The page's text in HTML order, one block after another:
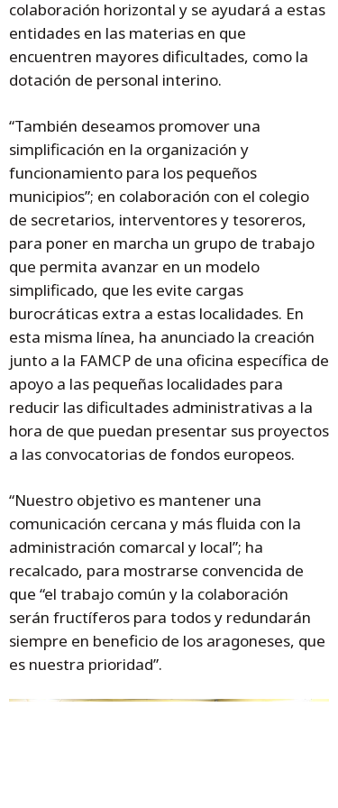
colaboración horizontal y se ayudará a estas
entidades en las materias en que
encuentren mayores dificultades, como la
dotación de personal interino.
“También deseamos promover una
simplificación en la organización y
funcionamiento para los pequeños
municipios”; en colaboración con el colegio
de secretarios, interventores y tesoreros,
para poner en marcha un grupo de trabajo
que permita avanzar en un modelo
simplificado, que les evite cargas
burocráticas extra a estas localidades. En
esta misma línea, ha anunciado la creación
junto a la FAMCP de una oficina específica de
apoyo a las pequeñas localidades para
reducir las dificultades administrativas a la
hora de que puedan presentar sus proyectos
a las convocatorias de fondos europeos.
“Nuestro objetivo es mantener una
comunicación cercana y más fluida con la
administración comarcal y local”; ha
recalcado, para mostrarse convencida de
que “el trabajo común y la colaboración
serán fructíferos para todos y redundarán
siempre en beneficio de los aragoneses, que
es nuestra prioridad”.